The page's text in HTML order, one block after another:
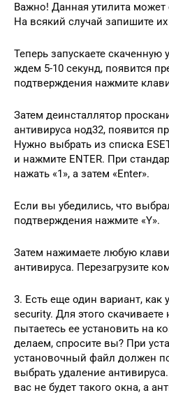
Важно! Данная утилита может
На всякий случай запишите их
Теперь запускаете скаченную
ждем 5-10 секунд, появится
подтверждения нажмите
Затем деинсталлятор
антивируса нод32, появится
Нужно выбрать из списка
и нажмите ENTER. При
нажать «1», а затем «Enter».
Если вы убедились, что
подтверждения нажмите «Y».
Затем нажимаете любую
антивируса. Перезагрузите
3. Есть еще один вариант, как
security. Для этого
пытаетесь ее установить на
делаем, спросите вы? При
установочный файл должен
выбрать удаление
вас не будет такого окна, а